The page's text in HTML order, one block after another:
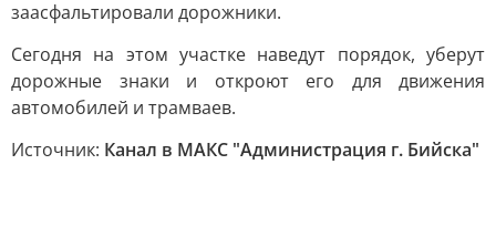
заасфальтировали дорожники.
Сегодня на этом участке наведут порядок, уберут
дорожные знаки и откроют его для движения
автомобилей и трамваев.
Источник: Канал в МАКС "Администрация г. Бийска"